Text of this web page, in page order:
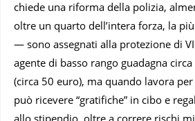
chiede una riforma della polizia,
oltre un quarto dell’intera forza, la
— sono assegnati alla protezione di
agente di basso rango guadagna
(circa 50 euro), ma quando lavora
può ricevere “gratifiche” in cibo e
allo stipendio, oltre a correre rischi